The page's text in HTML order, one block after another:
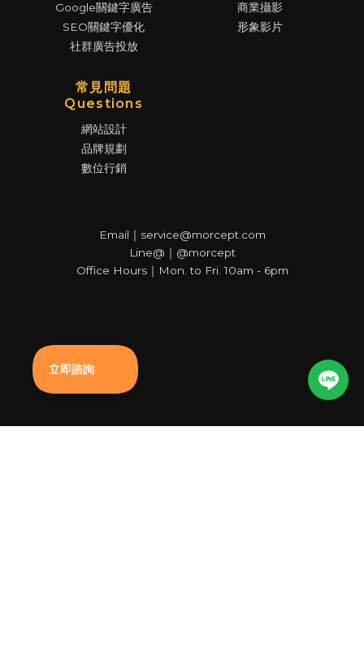
Google關鍵字廣告
SEO關鍵字優化
社群廣告投放
商業攝影
形象影片
常見問題
Questions
網站設計
品牌規劃
數位行銷
Email｜service@morcept.com
Line@｜@morcept
Office Hours｜Mon. to Fri. 10am - 6pm